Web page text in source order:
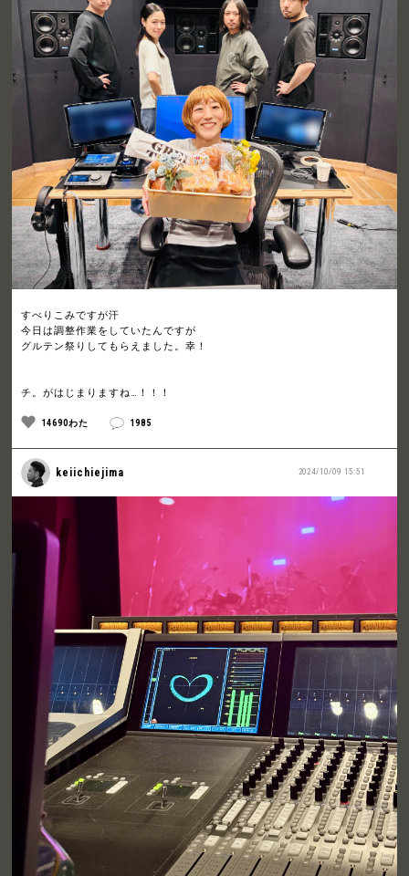
すべりこみですが汗
今日は調整作業をしていたんですが
グルテン祭りしてもらえました。幸！
チ。がはじまりますね…！！！
14690わた 1985
2024/10/09 15:51
keiichiejima